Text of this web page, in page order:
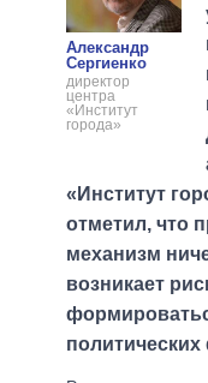
Александр
Сергиенко
директор
центра
«Институт
города»
«Институт
отметил, что
механизм
возникает